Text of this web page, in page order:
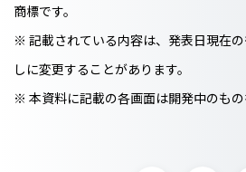
商標です。
※ 記載されている内容は、発表日現在
しに変更することがあります。
※ 本資料に記載の各画面は開発中のもの